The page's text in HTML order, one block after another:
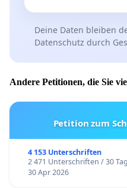
Deine Daten bleiben
Datenschutz durch
Andere Petitionen, die Sie
Petition zum
4 153 Unterschriften
2 471 Unterschriften / 30
30 Apr 2026